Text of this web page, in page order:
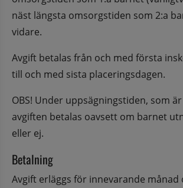
näst längsta omsorgstiden som 2:a
vidare.
Avgift betalas från och med första
till och med sista placeringsdagen.
OBS! Under uppsägningstiden, som
avgiften betalas oavsett om barnet
eller ej.
Betalning
Avgift erläggs för innevarande